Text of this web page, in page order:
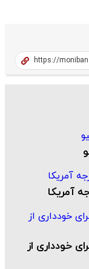
آمریکا
خودداری از